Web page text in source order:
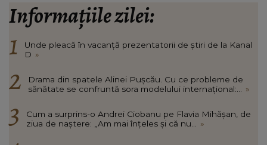
Informațiile zilei:
Unde pleacă în vacanță prezentatorii de știri de la Kanal
D »
Drama din spatele Alinei Pușcău. Cu ce probleme de
sănătate se confruntă sora modelului internațional:...
»
Cum a surprins-o Andrei Ciobanu pe Flavia Mihășan, de
ziua de naștere: „Am mai înțeles și că nu...
»